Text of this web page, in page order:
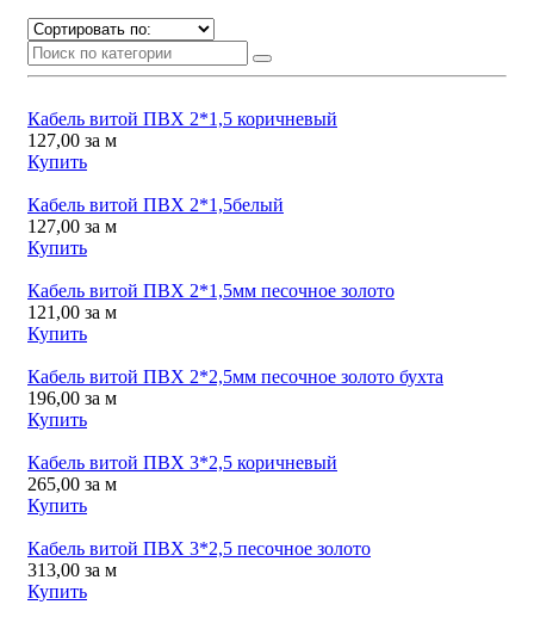
Кабель витой ПВХ 2*1,5 коричневый
127,00 за м
Купить
Кабель витой ПВХ 2*1,5белый
127,00 за м
Купить
Кабель витой ПВХ 2*1,5мм песочное золото
121,00 за м
Купить
Кабель витой ПВХ 2*2,5мм песочное золото бухта
196,00 за м
Купить
Кабель витой ПВХ 3*2,5 коричневый
265,00 за м
Купить
Кабель витой ПВХ 3*2,5 песочное золото
313,00 за м
Купить